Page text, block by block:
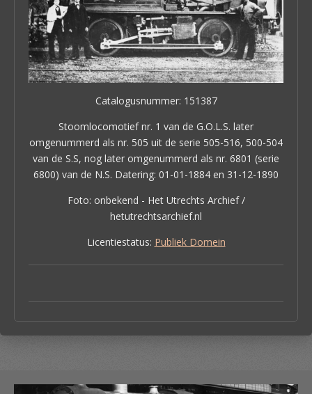
Catalogusnummer: 151387
Stoomlocomotief nr. 1 van de G.O.L.S. later
omgenummerd als nr. 505 uit de serie 505-516, 500-504
van de S.S, nog later omgenummerd als nr. 6801 (serie
6800) van de N.S. Datering: 01-01-1884 en 31-12-1890
Foto: onbekend - Het Utrechts Archief /
hetutrechtsarchief.nl
Licentiestatus: Publiek Domein